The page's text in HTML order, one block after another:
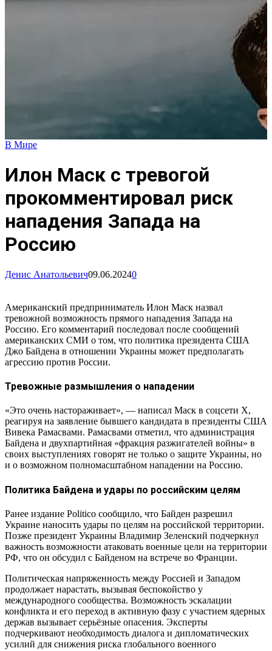
В Мире
Илон Маск с тревогой
прокомментировал риск
нападения Запада на
Россию
Денис Анатольевич09.06.20240
Американский предприниматель Илон Маск назвал
тревожной возможность прямого нападения Запада на
Россию. Его комментарий последовал после сообщений
американских СМИ о том, что политика президента США
Джо Байдена в отношении Украины может предполагать
агрессию против России.
Тревожные размышления о нападении
«Это очень настораживает», — написал Маск в соцсети X,
реагируя на заявление бывшего кандидата в президенты США
Вивека Рамасвами. Рамасвами отметил, что администрация
Байдена и двухпартийная «фракция разжигателей войны» в
своих выступлениях говорят не только о защите Украины, но
и о возможном полномасштабном нападении на Россию.
Политика Байдена и удары по российским целям
Ранее издание Politico сообщило, что Байден разрешил
Украине наносить удары по целям на российской территории.
Позже президент Украины Владимир Зеленский подчеркнул
важность возможности атаковать военные цели на территории
РФ, что он обсудил с Байденом на встрече во Франции.
Политическая напряженность между Россией и Западом
продолжает нарастать, вызывая беспокойство у
международного сообщества. Возможность эскалации
конфликта и его переход в активную фазу с участием ядерных
держав вызывает серьёзные опасения. Эксперты
подчеркивают необходимость диалога и дипломатических
усилий для снижения риска глобального военного